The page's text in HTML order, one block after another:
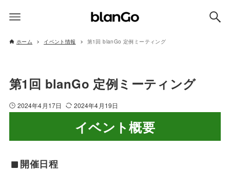
ホーム イベント情報 第1回 blanGo 定例ミーティング
第1回 blanGo 定例ミーティング
2024年4月17日 2024年4月19日
イベント概要
開催日程